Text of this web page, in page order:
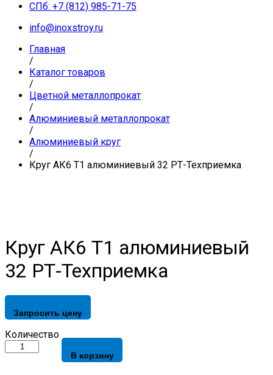
СПб: +7 (812) 985-71-75
info@inoxstroy.ru
Главная
/
Каталог товаров
/
Цветной металлопрокат
/
Алюминиевый металлопрокат
/
Алюминиевый круг
/
Круг АК6 Т1 алюминиевый 32 РТ-Техприемка
Круг АК6 Т1 алюминиевый
32 РТ-Техприемка
Запросить цену
Круг
АК6
Количество
В корзину